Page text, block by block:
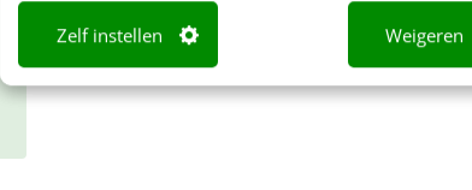
Zelf instellen Weigeren